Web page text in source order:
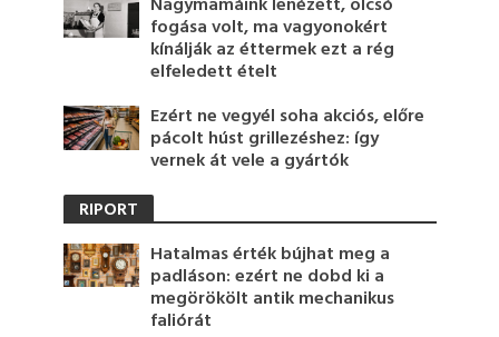
fogása volt, ma vagyonokért
kínálják az éttermek ezt a rég
elfeledett ételt
Ezért ne vegyél soha akciós, előre
pácolt húst grillezéshez: így
vernek át vele a gyártók
RIPORT
Hatalmas érték bújhat meg a
padláson: ezért ne dobd ki a
megörökölt antik mechanikus
faliórát